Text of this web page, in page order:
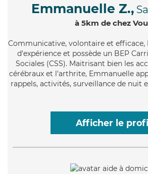
Emmanuelle Z.,
à 5km de chez
Communicative, volontaire et efficace,
d'expérience et possède un BEP
Sociales (CSS). Maitrisant bien les
cérébraux et l'arthrite, Emmanuelle
rappels, activités, surveillance de nuit
Afficher le